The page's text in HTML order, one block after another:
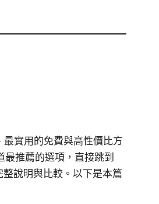
實用的免費與高性價比方
推薦的選項，直接跳到
整說明與比較。以下是本篇